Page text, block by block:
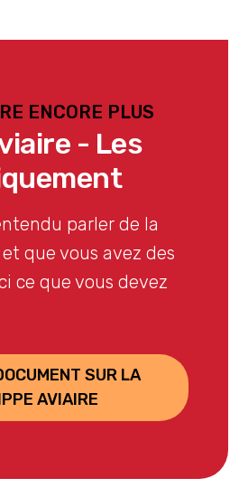
ENCORE PLUS
- Les
parler de la
que vous avez des
ce que vous devez
SUR LA
AVIAIRE